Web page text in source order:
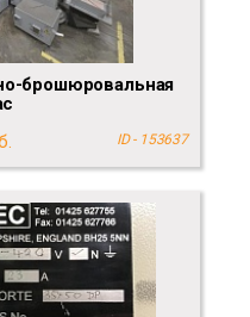
брошюровальная
ID - 153637